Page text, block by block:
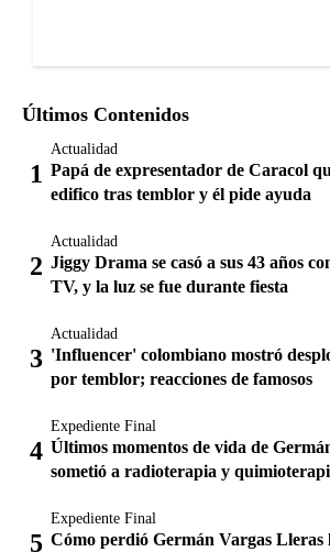
Últimos Contenidos
Actualidad
Papá de expresentador de Caracol
edifico tras temblor y él pide ayuda
Actualidad
Jiggy Drama se casó a sus 43 años
TV, y la luz se fue durante fiesta
Actualidad
'Influencer' colombiano mostró
por temblor; reacciones de famosos
Expediente Final
Últimos momentos de vida de
sometió a radioterapia y
Expediente Final
Cómo perdió Germán Vargas Lleras